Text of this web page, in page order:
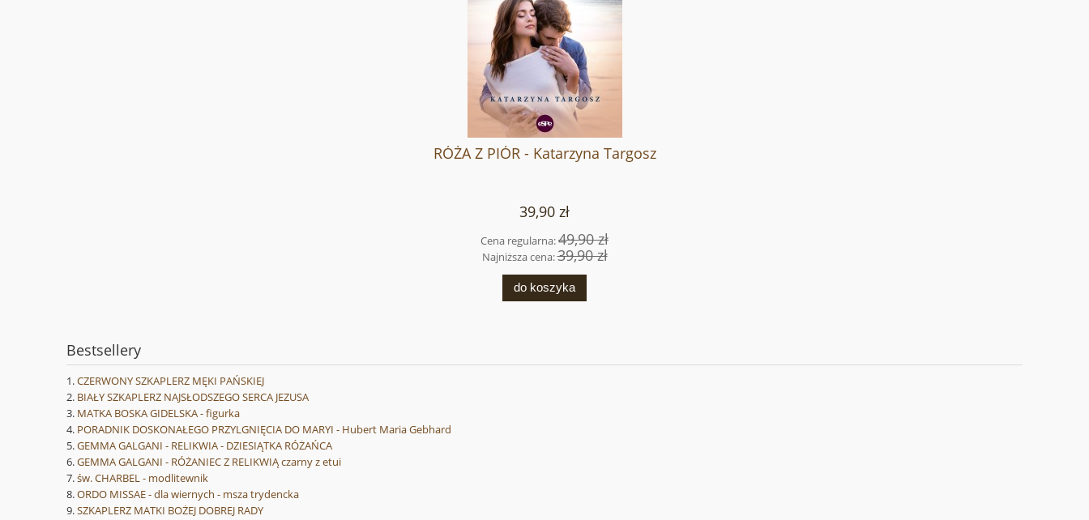
RÓŻA Z PIÓR - Katarzyna Targosz
39,90 zł
Cena regularna:49,90 zł
Najniższa cena:39,90 zł
do koszyka
Bestsellery
CZERWONY SZKAPLERZ MĘKI PAŃSKIEJ
BIAŁY SZKAPLERZ NAJSŁODSZEGO SERCA JEZUSA
MATKA BOSKA GIDELSKA - figurka
PORADNIK DOSKONAŁEGO PRZYLGNIĘCIA DO MARYI - Hubert Maria Gebhard
GEMMA GALGANI - RELIKWIA - DZIESIĄTKA RÓŻAŃCA
GEMMA GALGANI - RÓŻANIEC Z RELIKWIĄ czarny z etui
św. CHARBEL - modlitewnik
ORDO MISSAE - dla wiernych - msza trydencka
SZKAPLERZ MATKI BOŻEJ DOBREJ RADY